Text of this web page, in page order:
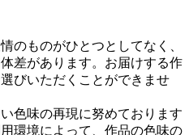
のものがひとつとしてなく、
差があります。お届けする作
びいただくことができませ
色味の再現に努めております
環境によって、作品の色味の